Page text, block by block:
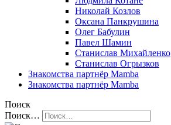
Николай Козлов
Оксана Панкрушина
Олег Бабулин
Павел Шамин
Станислав Михайленко
Станислав Огрызков
Знакомства партнёр Mamba
Знакомства партнёр Mamba
Поиск
Поиск…